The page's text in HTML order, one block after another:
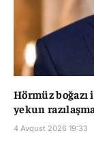
Hörmüz boğazı
yekun
4 Avqust 2026 19:33